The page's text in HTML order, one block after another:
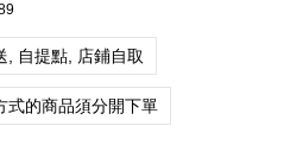
, 自提點, 店鋪自取
式的商品須分開下單